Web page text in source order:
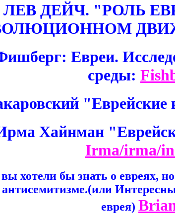
ЛЕВ ДЕЙЧ. "РОЛЬ
Евреи.
среды:
"Еврейские
Хайнман
Irma/irma/
хотели бы знать о евреях,
еврея)